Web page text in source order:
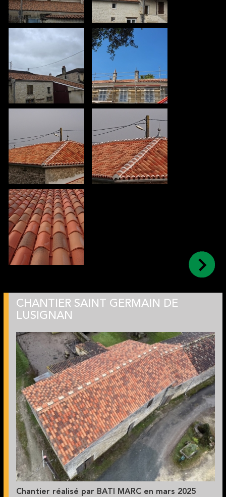
CHANTIER SAINT GERMAIN DE
LUSIGNAN
Chantier réalisé par BATI MARC en mars 2025